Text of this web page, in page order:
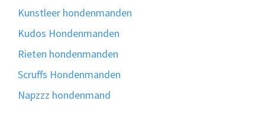
Kunstleer hondenmanden
Kudos Hondenmanden
Rieten hondenmanden
Scruffs Hondenmanden
Napzzz hondenmand